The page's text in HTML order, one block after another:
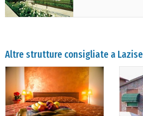
Altre strutture consigliate a Lazise